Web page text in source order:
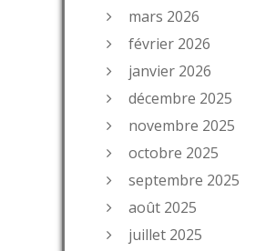
mars 2026
février 2026
janvier 2026
décembre 2025
novembre 2025
octobre 2025
septembre 2025
août 2025
juillet 2025